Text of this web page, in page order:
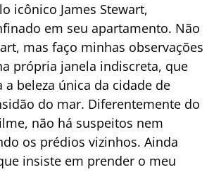
icônico James Stewart,
em seu apartamento. Não
mas faço minhas observações
própria janela indiscreta, que
beleza única da cidade de
do mar. Diferentemente do
não há suspeitos nem
os prédios vizinhos. Ainda
insiste em prender o meu